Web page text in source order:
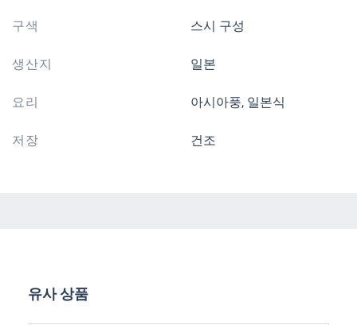
구색 스시 구성
생산지 일본
요리 아시아풍, 일본식
저장 건조
제품 갤러리 건너뛰기
유사 상품